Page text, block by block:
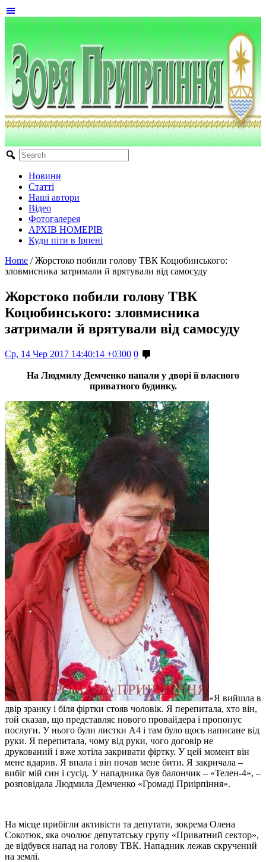
Новини
Статті
Наші автори
Відео
Фотогалерея
АРХІВ НОМЕРІВ
Куди піти в Ірпені
Home / Жорстоко побили голову ТВК Коцюбинського:
зловмисника затримали й врятували від самосуду
Жорстоко побили голову ТВК
Коцюбинського: зловмисника
затримали й врятували від самосуду
Ср, 14 Чер 2017 14:40:14 +0300 0
На Людмилу Демченко напали у дворі її власного
приватного будинку.
«Я вийшла в
двір зранку і біля фіртки стояв чоловік. Я перепитала, хто він,
той сказав, що представляє нового провайдера і пропонує
послуги. У нього були листки А4 і там було щось написане від
руки. Я перепитала, чому від руки, чого договір не
друкований і вже хотіла закривати фіртку. У цей момент він
мене вдарив. Я впала і він почав мене бити. Я закричала –
вибіг мій син і сусід. У нападника був балончик – «Телен-4», –
розповідала Людмила Демченко «Громаді Приірпіння».
На місце прибігли активісти та депутати, зокрема Олена
Сокотюк, яка очолює депутатську групу «Приватний сектор»,
де відбувся напад на голову ТВК. Нападник лежав скручений
на землі.